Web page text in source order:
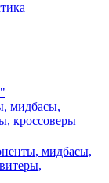
мидбасы,
кроссоверы
мидбасы,